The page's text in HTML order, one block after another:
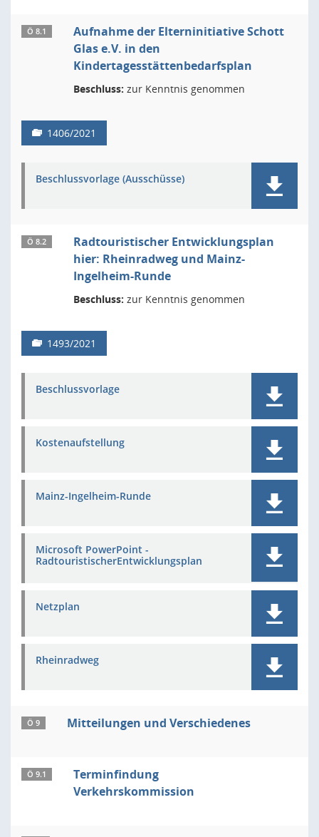
Ö 8.1
Aufnahme der Elterninitiative Schott
Glas e.V. in den
Kindertagesstättenbedarfsplan
Beschluss: zur Kenntnis genommen
1406/2021
Beschlussvorlage (Ausschüsse)
Ö 8.2
Radtouristischer Entwicklungsplan
hier: Rheinradweg und Mainz-
Ingelheim-Runde
Beschluss: zur Kenntnis genommen
1493/2021
Beschlussvorlage
Kostenaufstellung
Mainz-Ingelheim-Runde
Microsoft PowerPoint -
RadtouristischerEntwicklungsplan
Netzplan
Rheinradweg
Ö 9 Mitteilungen und Verschiedenes
Ö 9.1
Terminfindung
Verkehrskommission